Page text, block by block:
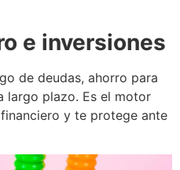
e inversiones
de deudas, ahorro para
largo plazo. Es el motor
y te protege ante